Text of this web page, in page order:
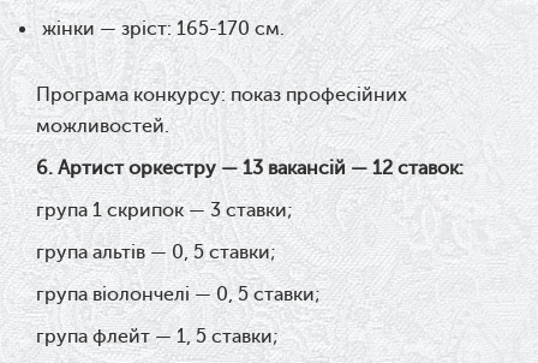
жінки — зріст: 165-170 см.
Програма конкурсу: показ професійних
можливостей.
6. Артист оркестру — 13 вакансій — 12 ставок:
група 1 скрипок — 3 ставки;
група альтів — 0, 5 ставки;
група віолончелі — 0, 5 ставки;
група флейт — 1, 5 ставки;